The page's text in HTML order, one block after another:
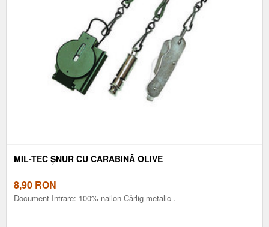
MIL-TEC ȘNUR CU CARABINĂ OLIVE
8,90 RON
Document Intrare: 100% nailon Cârlig metalic .